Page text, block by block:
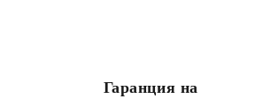
Гаранция на